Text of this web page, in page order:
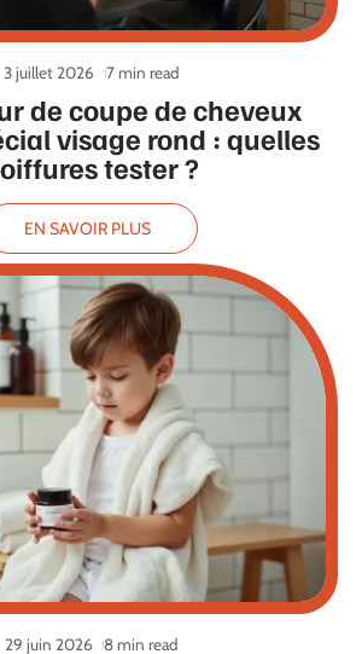
de coupe de cheveux
visage rond : quelles
tester ?
3 juillet 2026 7 min read
EN SAVOIR PLUS
29 juin 2026 8 min read